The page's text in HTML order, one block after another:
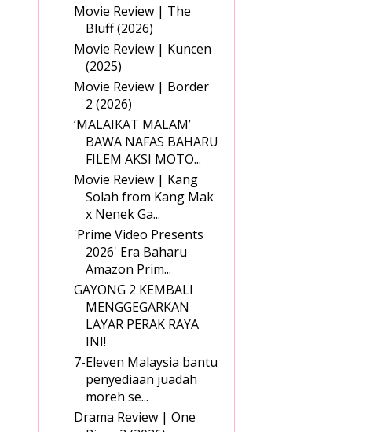
Movie Review | The
Bluff (2026)
Movie Review | Kuncen
(2025)
Movie Review | Border
2 (2026)
‘MALAIKAT MALAM’
BAWA NAFAS BAHARU
FILEM AKSI MOTO...
Movie Review | Kang
Solah from Kang Mak
x Nenek Ga...
'Prime Video Presents
2026' Era Baharu
Amazon Prim...
GAYONG 2 KEMBALI
MENGGEGARKAN
LAYAR PERAK RAYA
INI!
7-Eleven Malaysia bantu
penyediaan juadah
moreh se...
Drama Review | One